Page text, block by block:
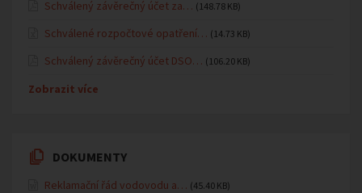
Schválený závěrečný účet za… (148.78 KB)
Schválené rozpočtové opatření… (14.73 KB)
Schválený závěrečný účet DSO… (106.20 KB)
Zobrazit více
DOKUMENTY
Reklamační řád vodovodu a… (45.40 KB)